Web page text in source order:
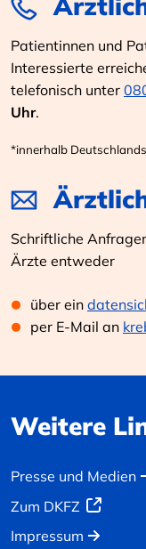
Patientinnen und
Interessierte
telefonisch unter
Uhr.
*innerhalb
Schriftliche
Ärzte entweder
über ein
per E-Mail an
Weitere
Presse und Medien
Zum DKFZ
Impressum